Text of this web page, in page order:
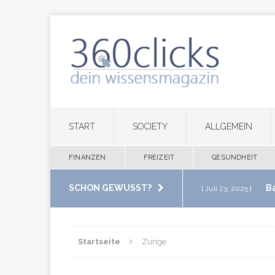
START SOCIETY ALLGEMEIN
FINANZEN FREIZEIT GESUNDHEIT
SCHON GEWUSST? [ Juli 23, 2025 ]
im eigenen
Startseite Zunge